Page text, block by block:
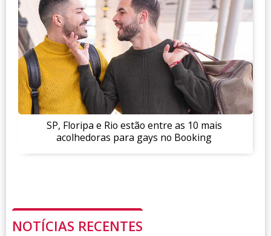
SP, Floripa e Rio estão entre as 10 mais
acolhedoras para gays no Booking
NOTÍCIAS RECENTES